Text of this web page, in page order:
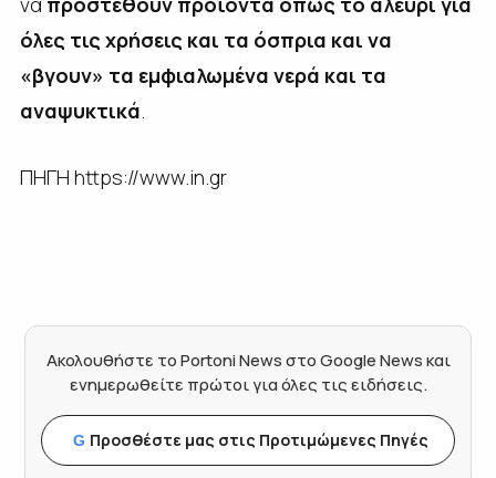
όλες τις χρήσεις και τα όσπρια και να
«βγουν» τα εμφιαλωμένα νερά και τα
αναψυκτικά
ΠΗΓΗ https://www.in.gr
Ακολουθήστε το Portoni News στο Google News και
ενημερωθείτε πρώτοι για όλες τις ειδήσεις.
G Προσθέστε μας στις Προτιμώμενες Πηγές